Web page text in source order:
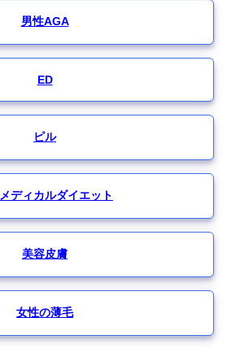
男性AGA
ED
ピル
ディカルダイエット
美容皮膚
女性の薄毛